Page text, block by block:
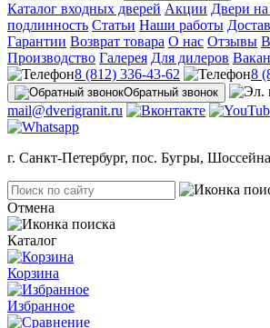
Каталог входных дверей Акции Двери на
подлинность Статьи Наши работы
Гарантии Возврат товара О нас Отзывы
Производство Галерея Для дилеров
8 (812) 336-43-62
8
Обратный звонок
mail@dverigranit.ru
г. Санкт-Петербург, пос. Бугры,
Отмена
Каталог
Корзина
Избранное